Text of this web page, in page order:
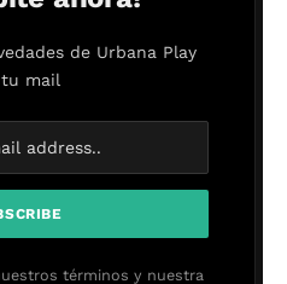
de Urbana Play
mail
términos y nuestra